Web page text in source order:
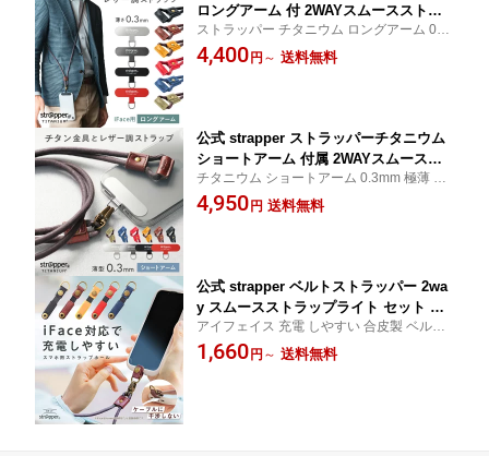
ロングアーム 付 2WAYスムースストラ
ップライト スマホショルダー スマホス
トラップ フォンタブ 携帯ストラップ シ
調
ストラッパー チタニウム ロングアーム 0.3
mm 極薄 チタン製 2way スマホ ストラップ
アイフォン iphone android アイフェイス 携
4,400円 ～ 送料無料
公式 strapper ストラッパーチタニウム
ショートアーム 付属 2WAYスムースス
トラップライト スマホショルダー スマ
ホストラップ 斜めがけ CASETiFY Appl
チタニウム ショートアーム 0.3mm 極薄 チ
タン製 2way アイフォン スマホ 携帯 斜め掛
け スマホケース フチの薄いケース用 ケー
4,950円 送料無料
公式 strapper ベルトストラッパー 2wa
y スムースストラップライト セット ス
マホストラップ ストラップホルダー iph
one スマホ 携帯 ケース 外付け ストラ
アイフェイス 充電 しやすい 合皮製 ベルト
ストラッパー ストラップ ホルダー ホール
アイフォン アンドロイド スマホケース カ
1,660円 ～ 送料無料